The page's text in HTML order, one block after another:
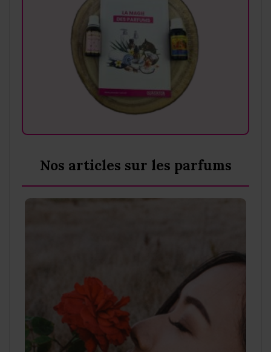
Nos articles sur les parfums